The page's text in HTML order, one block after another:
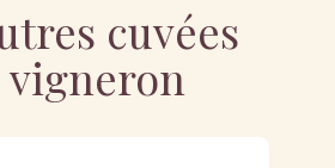
cuvées
vigneron